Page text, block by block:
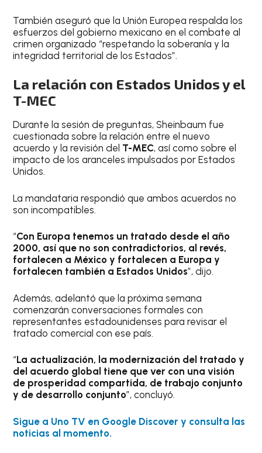
También aseguró que la Unión Europea respalda los
esfuerzos del gobierno mexicano en el combate al
crimen organizado “respetando la soberanía y la
integridad territorial de los Estados”.
La relación con Estados Unidos y el
T-MEC
Durante la sesión de preguntas, Sheinbaum fue
cuestionada sobre la relación entre el nuevo
acuerdo y la revisión del T-MEC, así como sobre el
impacto de los aranceles impulsados por Estados
Unidos.
La mandataria respondió que ambos acuerdos no
son incompatibles.
“Con Europa tenemos un tratado desde el año
2000, así que no son contradictorios, al revés,
fortalecen a México y fortalecen a Europa y
fortalecen también a Estados Unidos”, dijo.
Además, adelantó que la próxima semana
comenzarán conversaciones formales con
representantes estadounidenses para revisar el
tratado comercial con ese país.
“La actualización, la modernización del tratado y
del acuerdo global tiene que ver con una visión
de prosperidad compartida, de trabajo conjunto
y de desarrollo conjunto”, concluyó.
Sigue a Uno TV en Google Discover y consulta las
noticias al momento.